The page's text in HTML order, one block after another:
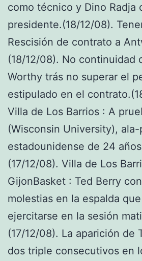
como técnico y Dino Radja
presidente.(18/12/08).
Rescisión de contrato a
(18/12/08). No continuidad
Worthy trás no superar el
estipulado en el
Villa de Los Barrios : A
(Wisconsin University),
estadounidense de 24 años
(17/12/08). Villa de Los
GijonBasket : Ted Berry
molestias en la espalda
ejercitarse en la sesión
(17/12/08). La aparición de
dos triple consecutivos en